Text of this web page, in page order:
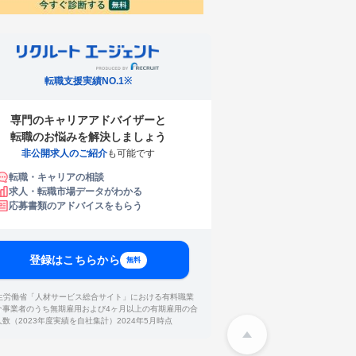
転職支援実績NO.1※
専門のキャリアアドバイザーと
転職のお悩みを解決しましょう
非公開求人のご紹介も可能です
転職・キャリアの相談
求人・転職市場データがわかる
応募書類のアドバイスをもらう
登録はこちらから 無料
働省「人材サービス総合サイト」における有料職業
事業者のうち無期雇用および4ヶ月以上の有期雇用の合
数（2023年度実績を自社集計）2024年5月時点